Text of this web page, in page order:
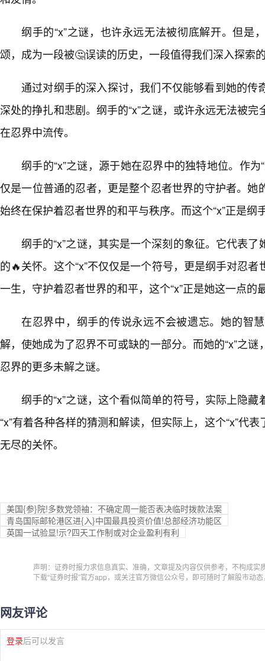
纲手的“x”之谜，也许永远无法被彻底解开。但是
颂，成为一段被🤔误读的历史，一段值得我们深入探索
通过对纲手的深入探讨，我们不仅能够看到她的传
深处的挣扎和悲剧。纲手的“x”之谜，或许永远无法被
在忍界中流传。
纲手的“x”之谜，源于她在忍界中的独特地位。作
仅是一位普通的忍者，更是整个忍者世界的守护者。她
始终在保护着忍者世界的和平与秩序。而这个“x”正是纲
纲手的“x”之谜，其实是一个深刻的象征。它代表
的🔥关怀。这个“x”不仅仅是一个符号，更是纲手对忍
一生，守护着忍者世界的和平，这个“x”正是她这一点的
在忍界中，纲手的传说永远不会被遗忘。她的智
解，使她成为了忍界不可或缺的一部分。而她的“x”之
忍界的更多未解之谜。
纲手的“x”之谜，这个看似简单的符号，实际上隐
“x”有着各种各样的猜测和解读，但实际上，这个“x”代
无尽的关怀。
美国{参}院!多数党领袖：不确定周一能否表决临时拨款法案
青岛国际邮轮港区进{入}中国最具投资价值!总部经济功能区
英国一试验显!示?四天工作制或对企业盈利有利
声明：证券时报力求信息真实、准确，文章提及内容仅供参考，不构成实
下载“证券时报”官方app，或关注官方微信公众号，即可随时了解股市动
网友评论
登录后可以发言